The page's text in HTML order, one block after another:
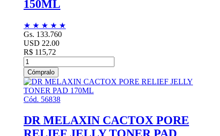
150ML
★ ★ ★ ★ ★
Gs. 133.760
USD 22.00
R$ 115,72
Cómpralo
Cód. 56838
DR MELAXIN CACTOX PORE
RELIEF JELLY TONER PAD